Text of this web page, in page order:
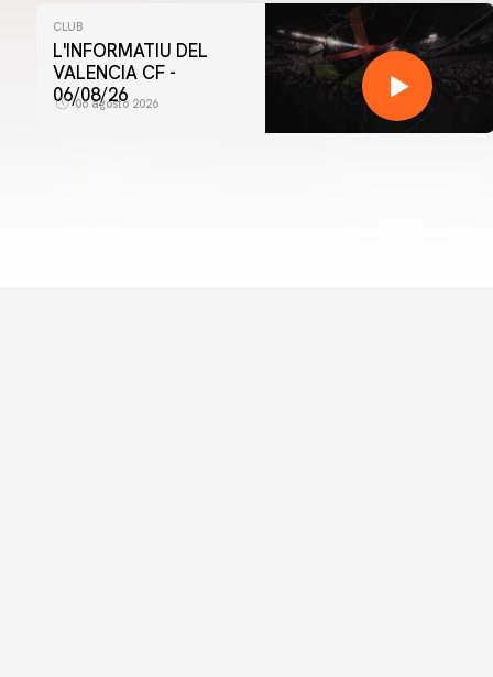
CLUB
L'INFORMATIU DEL
VALENCIA CF -
06/08/26
06 agosto 2026